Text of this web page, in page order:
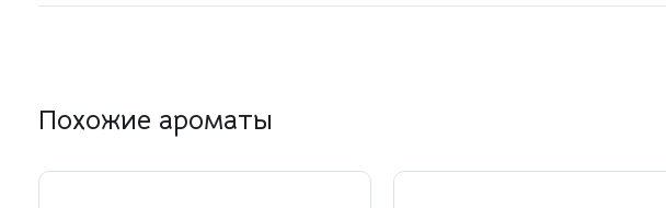
Похожие ароматы